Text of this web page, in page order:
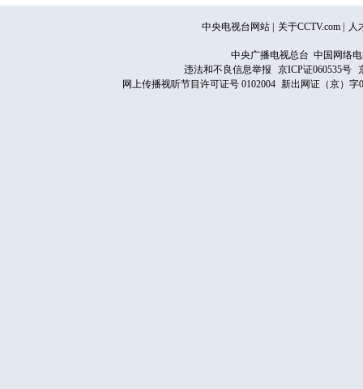
中央电视台网站 关于CCTV.com 人
中央广播电视总台 中国网络
违法和不良信息举报
京ICP证060535号
网上传播视听节目许可证号 0102004 新出网证（京）